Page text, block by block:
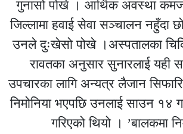
गुनासो पोखे । आर्थिक अवस्था
जिल्लामा हवाई सेवा सञ्चालन नहुँदा
उनले दुःखेसो पोखे ।अस्पतालका
रावतका अनुसार सुनारलाई यही
उपचारका लागि अन्यत्र लैजान
निमोनिया भएपछि उनलाई साउन १४
गरिएको थियो । ’बालकमा